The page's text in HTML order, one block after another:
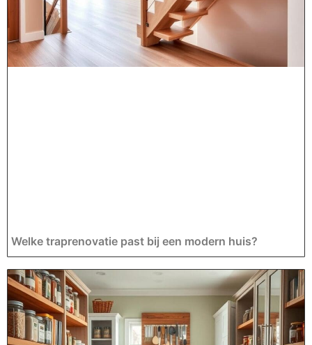
Welke traprenovatie past bij een modern huis?